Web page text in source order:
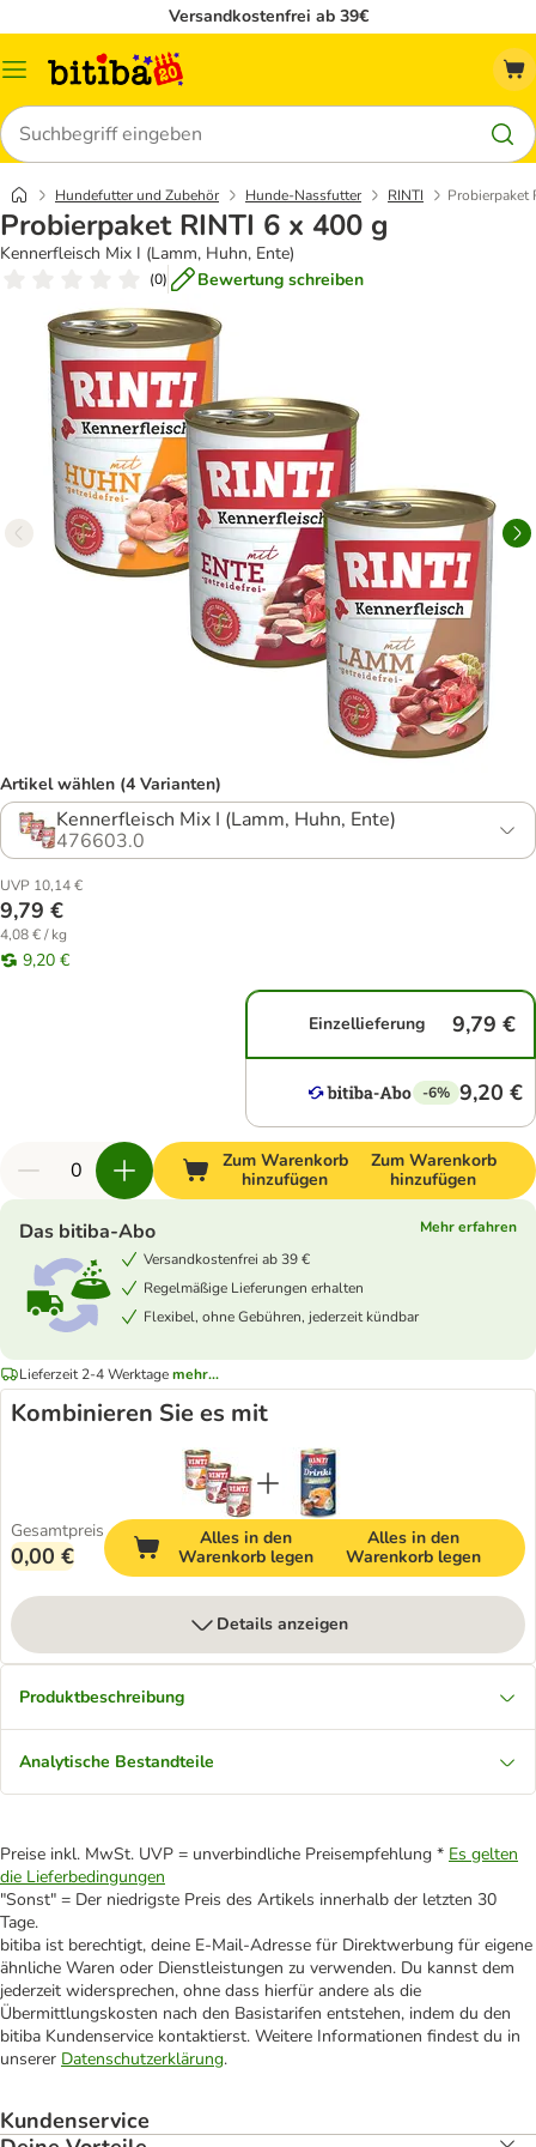
Versandkostenfrei ab 39€
Menü
Suchen
Hundefutter und Zubehör Hunde-Nassfutter RINTI Probierpaket
Probierpaket RINTI 6 x 400 g
Kennerfleisch Mix I (Lamm, Huhn, Ente)
(0) Bewertung schreiben
Artikel wählen (4 Varianten)
Kennerfleisch Mix I (Lamm, Huhn, Ente)
476603.0
UVP 10,14 €
9,79 €
4,08 € / kg
9,20 €
Einzellieferung 9,79 €
-6% 9,20 €
Zum Warenkorb
hinzufügen
Zum Warenkorb
hinzufügen
Das bitiba-Abo
Mehr erfahren
Versandkostenfrei ab 39 €
Regelmäßige Lieferungen erhalten
Flexibel, ohne Gebühren, jederzeit kündbar
Lieferzeit 2-4 Werktagemehr...
Kombinieren Sie es mit
Gesamtpreis
0,00 €
Alles in den
Warenkorb legen
Alles in den
Warenkorb legen
Details anzeigen
Produktbeschreibung
Analytische Bestandteile
Preise inkl. MwSt. UVP = unverbindliche Preisempfehlung * Es gelten
die Lieferbedingungen
"Sonst" = Der niedrigste Preis des Artikels innerhalb der letzten 30
Tage.
bitiba ist berechtigt, deine E-Mail-Adresse für Direktwerbung für eigene
ähnliche Waren oder Dienstleistungen zu verwenden. Du kannst dem
jederzeit widersprechen, ohne dass hierfür andere als die
Übermittlungskosten nach den Basistarifen entstehen, indem du den
bitiba Kundenservice kontaktierst. Weitere Informationen findest du in
unserer Datenschutzerklärung.
Kundenservice